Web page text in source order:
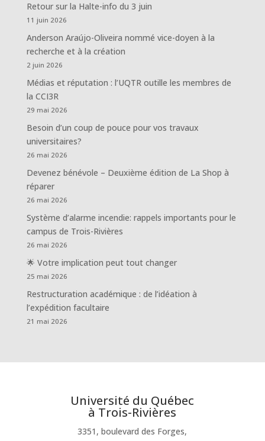
Retour sur la Halte-info du 3 juin
11 juin 2026
Anderson Araújo-Oliveira nommé vice-doyen à la
recherche et à la création
2 juin 2026
Médias et réputation : l’UQTR outille les membres de
la CCI3R
29 mai 2026
Besoin d’un coup de pouce pour vos travaux
universitaires?
26 mai 2026
Devenez bénévole – Deuxième édition de La Shop à
réparer
26 mai 2026
Système d’alarme incendie: rappels importants pour le
campus de Trois-Rivières
26 mai 2026
🌟 Votre implication peut tout changer
25 mai 2026
Restructuration académique : de l’idéation à
l’expédition facultaire
21 mai 2026
Université du Québec
à Trois-Rivières
3351, boulevard des Forges,